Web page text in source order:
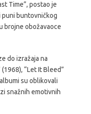
Time”, postao je
buntovničkog
brojne obožavaoce
do izražaja na
“Let It Bleed”
su oblikovali
snažnih emotivnih